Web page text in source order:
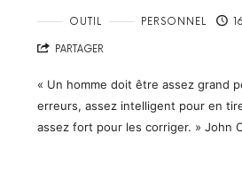
OUTIL PERSONNEL
PARTAGER
« Un homme doit être assez grand
erreurs, assez intelligent pour en
assez fort pour les corriger. » John